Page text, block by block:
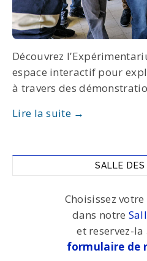
Découvrez
espace interactif pour
à travers des
Lire la suite →
SALLE DES
Choisissez
dans notre
et reservez-la
formulaire de